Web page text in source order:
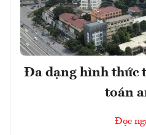
Đa dạng hình thức
toán
Đọc